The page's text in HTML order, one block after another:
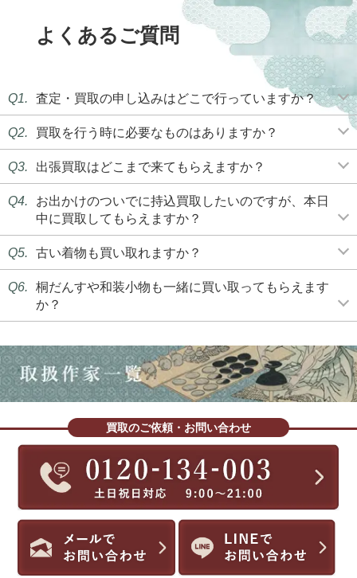
よくあるご質問
Q1. 査定・買取の申し込みはどこで行っていますか？
Q2. 買取を行う時に必要なものはありますか？
Q3. 出張買取はどこまで来てもらえますか？
Q4.
お出かけのついでに持込買取したいのですが、本日
中に買取してもらえますか？
Q5. 古い着物も買い取れますか？
Q6.
桐だんすや和装小物も一緒に買い取ってもらえます
か？
買取のご依頼・お問い合わせ